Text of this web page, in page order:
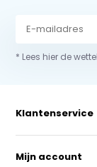
* Lees hier de
Klantenservice
Mijn account